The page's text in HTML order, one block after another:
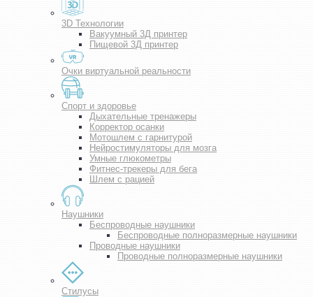
3D Технологии
Вакуумный 3Д принтер
Пищевой 3Д принтер
Очки виртуальной реальности
Спорт и здоровье
Дыхательные тренажеры
Корректор осанки
Мотошлем с гарнитурой
Нейростимуляторы для мозга
Умные глюкометры
Фитнес-трекеры для бега
Шлем с рацией
Наушники
Беспроводные наушники
Беспроводные полноразмерные наушники
Проводные наушники
Проводные полноразмерные наушники
Стилусы